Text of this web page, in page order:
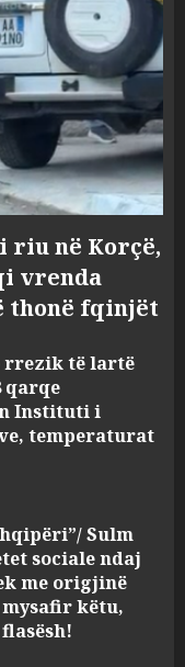
riu në Korçë,
vrenda
thonë fqinjët
rrezik të lartë
qarqe
Instituti i
temperaturat
Sulm
sociale ndaj
me origjinë
këtu,